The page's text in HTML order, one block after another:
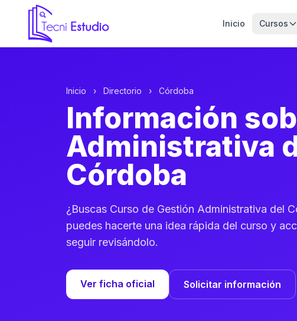
Ir a la página de inicio de Tecni Estudio
Inicio Cursos
Inicio › Directorio › Córdoba
Información
Administrativa
Córdoba
¿Buscas Curso de Gestión Administrativa del
puedes hacerte una idea rápida del curso y
seguir revisándolo.
Ver ficha oficial Solicitar información